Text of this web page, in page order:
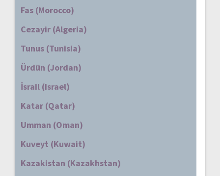
Fas (Morocco)
Cezayir (Algeria)
Tunus (Tunisia)
Ürdün (Jordan)
İsrail (Israel)
Katar (Qatar)
Umman (Oman)
Kuveyt (Kuwait)
Kazakistan (Kazakhstan)